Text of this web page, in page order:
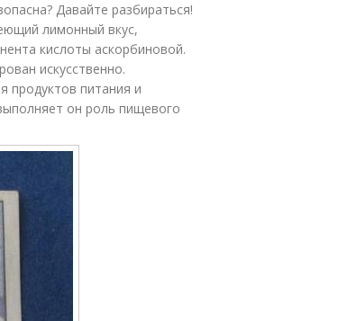
Давайте разбираться!
лимонный вкус,
кислоты аскорбиновой.
искусственно.
продуктов питания и
он роль пищевого